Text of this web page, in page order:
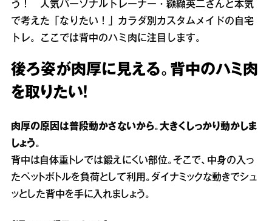
う！ 人気パーソナルトレーナー・纐纈英二さんと本気
で考えた「なりたい！」カラダ別カスタムメイドの自宅
トレ。ここでは背中のハミ肉に注目します。
後ろ姿が肉厚に見える。背中のハミ肉
を取りたい！
肉厚の原因は普段動かさないから。大きくしっかり動かしま
しょう。
背中は自体重トレでは鍛えにくい部位。そこで、中身の入っ
たペットボトルを負荷として利用。ダイナミックな動きでシュ
ッとした背中を手に入れましょう。